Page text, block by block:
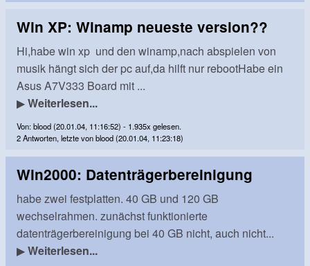
Win XP: Winamp neueste version??
Hi,habe win xp und den winamp,nach abspielen von
musik hängt sich der pc auf,da hilft nur rebootHabe ein
Asus A7V333 Board mit ...
▶Weiterlesen...
Von: blood (20.01.04, 11:16:52) - 1.935x gelesen.
2 Antworten, letzte von blood (20.01.04, 11:23:18)
Win2000: Datenträgerbereinigung
habe zwei festplatten. 40 GB und 120 GB
wechselrahmen. zunächst funktionierte
datenträgerbereinigung bei 40 GB nicht, auch nicht...
▶Weiterlesen...